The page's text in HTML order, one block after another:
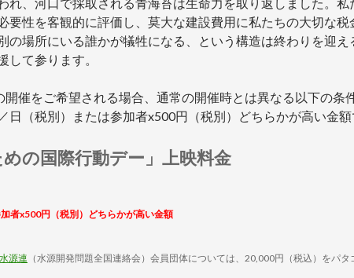
要性を客観的に評価し、莫大な建設費用に私たちの大切な
の場所にいる誰かが犠牲になる、という構造は終わりを迎
して参ります。
開催をご希望される場合、通常の開催時とは異なる以下の条
（税別）または参加者x500円（税別）どちらかが高い金額
の国際行動デー」上映料金
者x500円（税別）どちらかが高い金額
水源連 （水源開発問題全国連絡会）会員団体については、20,000円（税込）をパ